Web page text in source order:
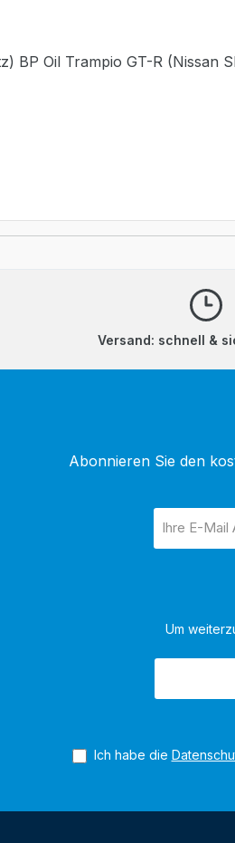
BP Oil Trampio GT-R (Nissan
Versand: schnell &
Abonnieren Sie den
Mail-
Um
Ich habe die